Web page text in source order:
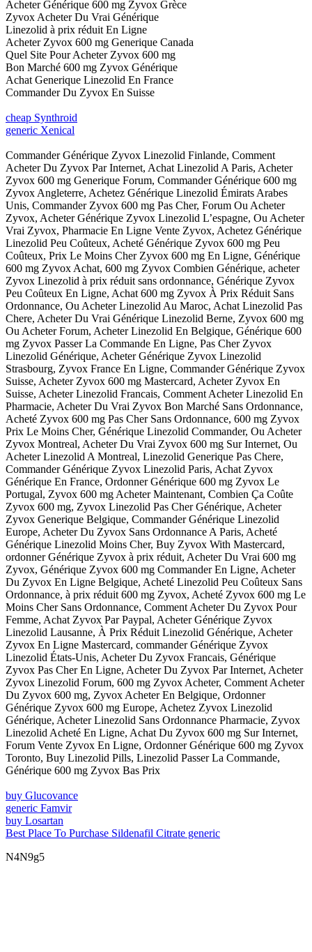
Acheter Générique 600 mg Zyvox Grèce
Zyvox Acheter Du Vrai Générique
Linezolid à prix réduit En Ligne
Acheter Zyvox 600 mg Generique Canada
Quel Site Pour Acheter Zyvox 600 mg
Bon Marché 600 mg Zyvox Générique
Achat Generique Linezolid En France
Commander Du Zyvox En Suisse
cheap Synthroid
generic Xenical
Commander Générique Zyvox Linezolid Finlande, Comment
Acheter Du Zyvox Par Internet, Achat Linezolid A Paris, Acheter
Zyvox 600 mg Generique Forum, Commander Générique 600 mg
Zyvox Angleterre, Achetez Générique Linezolid Émirats Arabes
Unis, Commander Zyvox 600 mg Pas Cher, Forum Ou Acheter
Zyvox, Acheter Générique Zyvox Linezolid L’espagne, Ou Acheter
Vrai Zyvox, Pharmacie En Ligne Vente Zyvox, Achetez Générique
Linezolid Peu Coûteux, Acheté Générique Zyvox 600 mg Peu
Coûteux, Prix Le Moins Cher Zyvox 600 mg En Ligne, Générique
600 mg Zyvox Achat, 600 mg Zyvox Combien Générique, acheter
Zyvox Linezolid à prix réduit sans ordonnance, Générique Zyvox
Peu Coûteux En Ligne, Achat 600 mg Zyvox À Prix Réduit Sans
Ordonnance, Ou Acheter Linezolid Au Maroc, Achat Linezolid Pas
Chere, Acheter Du Vrai Générique Linezolid Berne, Zyvox 600 mg
Ou Acheter Forum, Acheter Linezolid En Belgique, Générique 600
mg Zyvox Passer La Commande En Ligne, Pas Cher Zyvox
Linezolid Générique, Acheter Générique Zyvox Linezolid
Strasbourg, Zyvox France En Ligne, Commander Générique Zyvox
Suisse, Acheter Zyvox 600 mg Mastercard, Acheter Zyvox En
Suisse, Acheter Linezolid Francais, Comment Acheter Linezolid En
Pharmacie, Acheter Du Vrai Zyvox Bon Marché Sans Ordonnance,
Acheté Zyvox 600 mg Pas Cher Sans Ordonnance, 600 mg Zyvox
Prix Le Moins Cher, Générique Linezolid Commander, Ou Acheter
Zyvox Montreal, Acheter Du Vrai Zyvox 600 mg Sur Internet, Ou
Acheter Linezolid A Montreal, Linezolid Generique Pas Chere,
Commander Générique Zyvox Linezolid Paris, Achat Zyvox
Générique En France, Ordonner Générique 600 mg Zyvox Le
Portugal, Zyvox 600 mg Acheter Maintenant, Combien Ça Coûte
Zyvox 600 mg, Zyvox Linezolid Pas Cher Générique, Acheter
Zyvox Generique Belgique, Commander Générique Linezolid
Europe, Acheter Du Zyvox Sans Ordonnance A Paris, Acheté
Générique Linezolid Moins Cher, Buy Zyvox With Mastercard,
ordonner Générique Zyvox à prix réduit, Acheter Du Vrai 600 mg
Zyvox, Générique Zyvox 600 mg Commander En Ligne, Acheter
Du Zyvox En Ligne Belgique, Acheté Linezolid Peu Coûteux Sans
Ordonnance, à prix réduit 600 mg Zyvox, Acheté Zyvox 600 mg Le
Moins Cher Sans Ordonnance, Comment Acheter Du Zyvox Pour
Femme, Achat Zyvox Par Paypal, Acheter Générique Zyvox
Linezolid Lausanne, À Prix Réduit Linezolid Générique, Acheter
Zyvox En Ligne Mastercard, commander Générique Zyvox
Linezolid États-Unis, Acheter Du Zyvox Francais, Générique
Zyvox Pas Cher En Ligne, Acheter Du Zyvox Par Internet, Acheter
Zyvox Linezolid Forum, 600 mg Zyvox Acheter, Comment Acheter
Du Zyvox 600 mg, Zyvox Acheter En Belgique, Ordonner
Générique Zyvox 600 mg Europe, Achetez Zyvox Linezolid
Générique, Acheter Linezolid Sans Ordonnance Pharmacie, Zyvox
Linezolid Acheté En Ligne, Achat Du Zyvox 600 mg Sur Internet,
Forum Vente Zyvox En Ligne, Ordonner Générique 600 mg Zyvox
Toronto, Buy Linezolid Pills, Linezolid Passer La Commande,
Générique 600 mg Zyvox Bas Prix
buy Glucovance
generic Famvir
buy Losartan
Best Place To Purchase Sildenafil Citrate generic
N4N9g5